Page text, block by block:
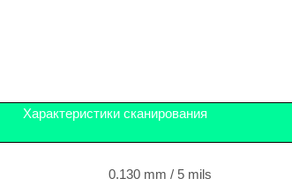
Характеристики сканирования
0.130 mm / 5 mils